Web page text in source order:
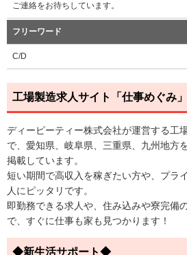
ご連絡をお待ちしています。
フリーワード
C/D
工場製造求人サイト「仕事めぐみ
ディーピーティー株式会社が運営する工
で、愛知県、岐阜県、三重県、九州地方
掲載しています。
短い期間で高収入を稼ぎたい方や、プラ
人にピッタリです。
即勤務できる求人や、住み込みや寮完備
で、すぐに仕事も家も見つかります！
◆新生活サポート◆